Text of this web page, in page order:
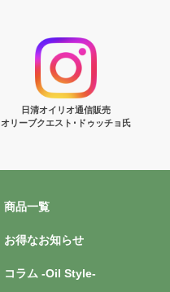
日清オイリオ通信販売
オリーブクエスト･ドゥッチョ氏
商品一覧
お得なお知らせ
コラム -Oil Style-